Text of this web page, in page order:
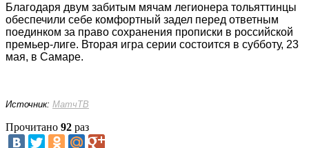
Благодаря двум забитым мячам легионера тольяттинцы
обеспечили себе комфортный задел перед ответным
поединком за право сохранения прописки в российской
премьер-лиге. Вторая игра серии состоится в субботу, 23
мая, в Самаре.
Источник: МатчТВ
Прочитано 92 раз